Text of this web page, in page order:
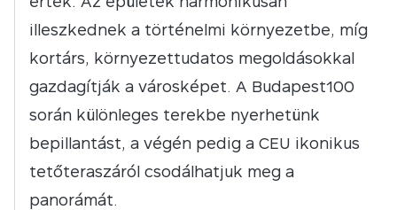
illeszkednek a történelmi környezetbe, míg
kortárs, környezettudatos megoldásokkal
gazdagítják a városképet. A Budapest100
során különleges terekbe nyerhetünk
bepillantást, a végén pedig a CEU ikonikus
tetőteraszáról csodálhatjuk meg a
panorámát.